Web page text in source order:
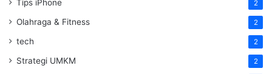
Tips iPhone 2
Olahraga & Fitness 2
tech 2
Strategi UMKM 2